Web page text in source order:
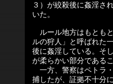
３）が絞殺後に姦淫さ
いた。
ルール地方はもとも
ルの狩人」と呼ばれた
後に姦淫している。そ
が柔らかい部分である
一方、警察はペトラ
捕したが、証拠不十分